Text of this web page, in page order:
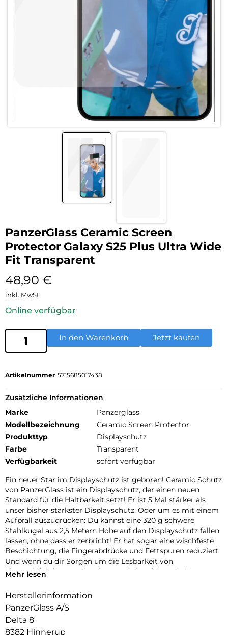
PanzerGlass Ceramic Screen
Protector Galaxy S25 Plus Ultra Wide
Fit Transparent
48,90 €
inkl. MwSt.
Online verfügbar
In den Warenkorb Jetzt kaufen
Artikelnummer 5715685017438
Zusätzliche Informationen
Marke
Panzerglass
Modellbezeichnung
Ceramic Screen Protector
Produkttyp
Displayschutz
Farbe
Transparent
Verfügbarkeit
sofort verfügbar
Ein neuer Star im Displayschutz ist geboren! Ceramic Schutz
von PanzerGlass ist ein Displayschutz, der einen neuen
Standard für die Haltbarkeit setzt! Er ist 5 Mal stärker als
unser bisher stärkster Displayschutz. Oder um es mit einem
Aufprall auszudrücken: Du kannst eine 320 g schwere
Stahlkugel aus 2,5 Metern Höhe auf den Displayschutz fallen
lassen, ohne dass er zerbricht! Er hat sogar eine wischfeste
Beschichtung, die Fingerabdrücke und Fettspuren reduziert.
Und wenn du dir Sorgen um die Lesbarkeit von
Fingerabdrücken machst, kannst du beruhigt sein: Der
dem Ultraschall-Fingerabdruckleser deines Displays, sodass
du sicher sein kannst, dass sich dein Handy jedes Mal
problemlos entsperren lässt. Der Displayschutz ist aus
zertifizierter japanischer Glaskeramik von Ohara hergestellt.
Glaskeramik ist eines der kratzfestesten Materialien der Welt
Mehr lesen
Herstellerinformation
PanzerGlass A/S
Delta 8
8382 Hinnerup